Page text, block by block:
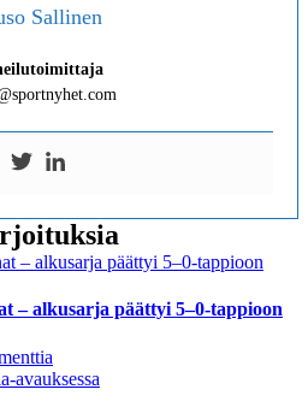
Sallinen
– alkusarja päättyi 5–0-tappioon